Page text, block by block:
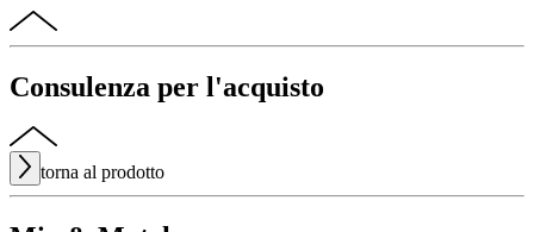
Consulenza per l'acquisto
torna al prodotto